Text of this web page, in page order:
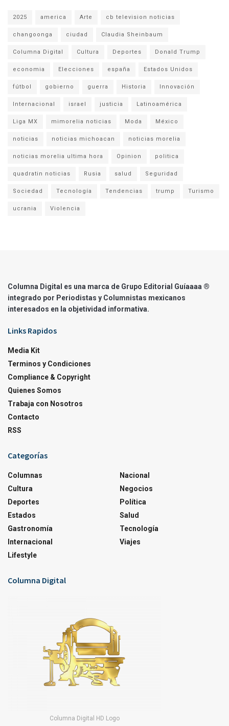
2025 america Arte cb television noticias
changoonga ciudad Claudia Sheinbaum
Columna Digital Cultura Deportes Donald Trump
economia Elecciones españa Estados Unidos
fútbol gobierno guerra Historia Innovación
Internacional israel justicia Latinoamérica
Liga MX mimorelia noticias Moda México
noticias noticias michoacan noticias morelia
noticias morelia ultima hora Opinion politica
quadratin noticias Rusia salud Seguridad
Sociedad Tecnología Tendencias trump Turismo
ucrania Violencia
Columna Digital es una marca de Grupo Editorial Guíaaaa ®
integrado por Periodistas y Columnistas mexicanos
interesados en la objetividad informativa.
Links Rapidos
Media Kit
Terminos y Condiciones
Compliance & Copyright
Quienes Somos
Trabaja con Nosotros
Contacto
RSS
Categorías
Columnas
Cultura
Deportes
Estados
Gastronomía
Internacional
Lifestyle
Nacional
Negocios
Política
Salud
Tecnología
Viajes
Columna Digital
Columna Digital HD Logo